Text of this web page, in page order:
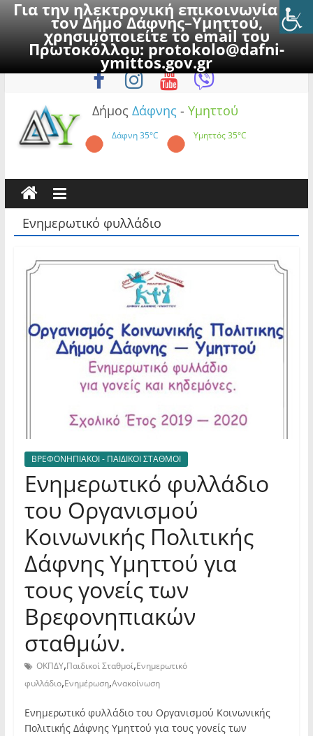
Για την ηλεκτρονική επικοινωνία με
τον Δήμο Δάφνης–Υμηττού,
χρησιμοποιείτε το email του
Πρωτοκόλλου:protokolo@dafni-
ymittos.gov.gr
to
Σάββατο, 8 Αυγούστου 2026
Δήμος Δάφνης - Υμηττού
Δάφνη35°C Υμηττός35°C
Ενημερωτικό φυλλάδιο
ΒΡΕΦΟΝΗΠΙΑΚΟΙ - ΠΑΙΔΙΚΟΙ ΣΤΑΘΜΟΙ
Ενημερωτικό φυλλάδιο
του Οργανισμού
Κοινωνικής Πολιτικής
Δάφνης Υμηττού για
τους γονείς των
Βρεφονηπιακών
σταθμών.
ΟΚΠΔΥ,Παιδικοί Σταθμοί,Ενημερωτικό
φυλλάδιο,Ενημέρωση,Ανακοίνωση
Ενημερωτικό φυλλάδιο του Οργανισμού Κοινωνικής
Πολιτικής Δάφνης Υμηττού για τους γονείς των